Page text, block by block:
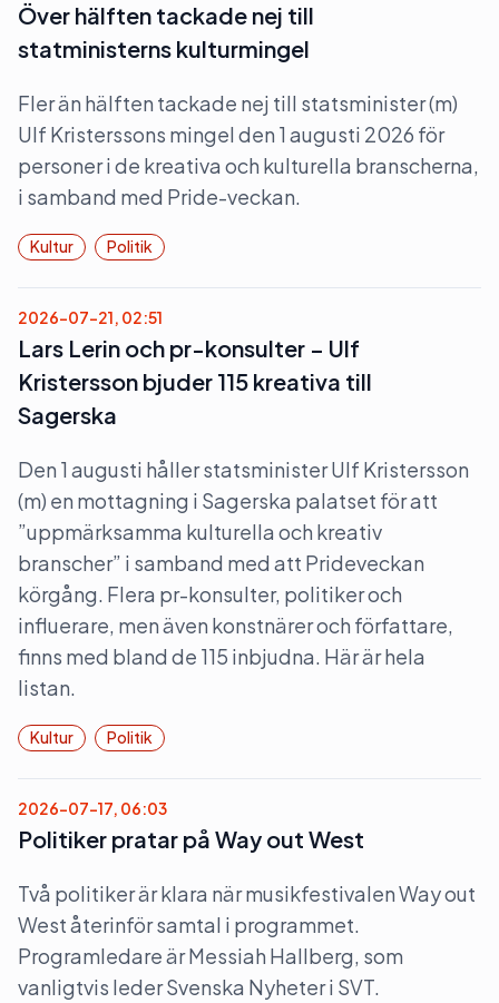
Över hälften tackade nej till
statministerns kulturmingel
Fler än hälften tackade nej till statsminister (m)
Ulf Kristerssons mingel den 1 augusti 2026 för
personer i de kreativa och kulturella branscherna,
i samband med Pride-veckan.
Kultur Politik
2026-07-21, 02:51
Lars Lerin och pr-konsulter – Ulf
Kristersson bjuder 115 kreativa till
Sagerska
Den 1 augusti håller statsminister Ulf Kristersson
(m) en mottagning i Sagerska palatset för att
”uppmärksamma kulturella och kreativ
branscher” i samband med att Prideveckan
körgång. Flera pr-konsulter, politiker och
influerare, men även konstnärer och författare,
finns med bland de 115 inbjudna. Här är hela
listan.
Kultur Politik
2026-07-17, 06:03
Politiker pratar på Way out West
Två politiker är klara när musikfestivalen Way out
West återinför samtal i programmet.
Programledare är Messiah Hallberg, som
vanligtvis leder Svenska Nyheter i SVT.